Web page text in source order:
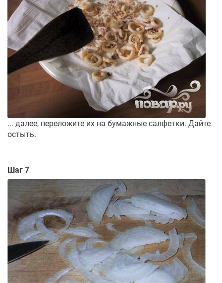
... далее, переложите их на бумажные салфетки. Дайте
остыть.
Шаг 7